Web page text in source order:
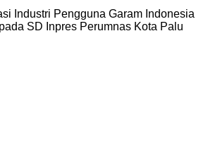
Industri Pengguna Garam Indonesia
SD Inpres Perumnas Kota Palu